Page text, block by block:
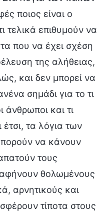
ποιος είναι ο
τελικά επιθυμούν να
που να έχει σχέση
της αλήθειας,
και δεν μπορεί να
σημάδι για το τι
άνθρωποι και τι
έτσι, τα λόγια των
να κάνουν
τους
θολωμένους
αρνητικούς και
τίποτα στους